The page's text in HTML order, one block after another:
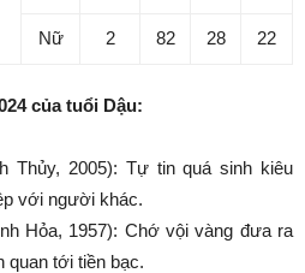
Nữ 2 82 28 22
của tuổi Dậu:
Thủy, 2005): Tự tin quá sinh kiêu
với người khác.
Hỏa, 1957): Chớ vội vàng đưa ra
quan tới tiền bạc.